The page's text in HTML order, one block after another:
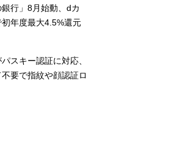
銀行」8月始動、dカ
年度最大4.5%還元
スキー認証に対応、
要で指紋や顔認証ロ